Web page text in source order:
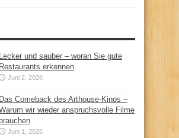
Lecker und sauber – woran Sie gute
Restaurants erkennen
Juni 2, 2026
Das Comeback des Arthouse-Kinos –
wir wieder anspruchsvolle Filme
Juni 1, 2026